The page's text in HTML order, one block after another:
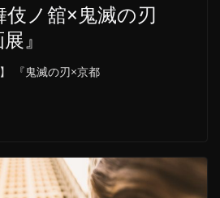
伎ノ舘×鬼滅の刃
』
『鬼滅の刃×京都